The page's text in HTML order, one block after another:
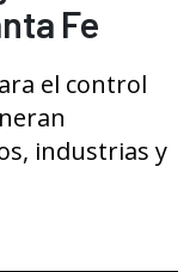
Fe
el control
industrias y